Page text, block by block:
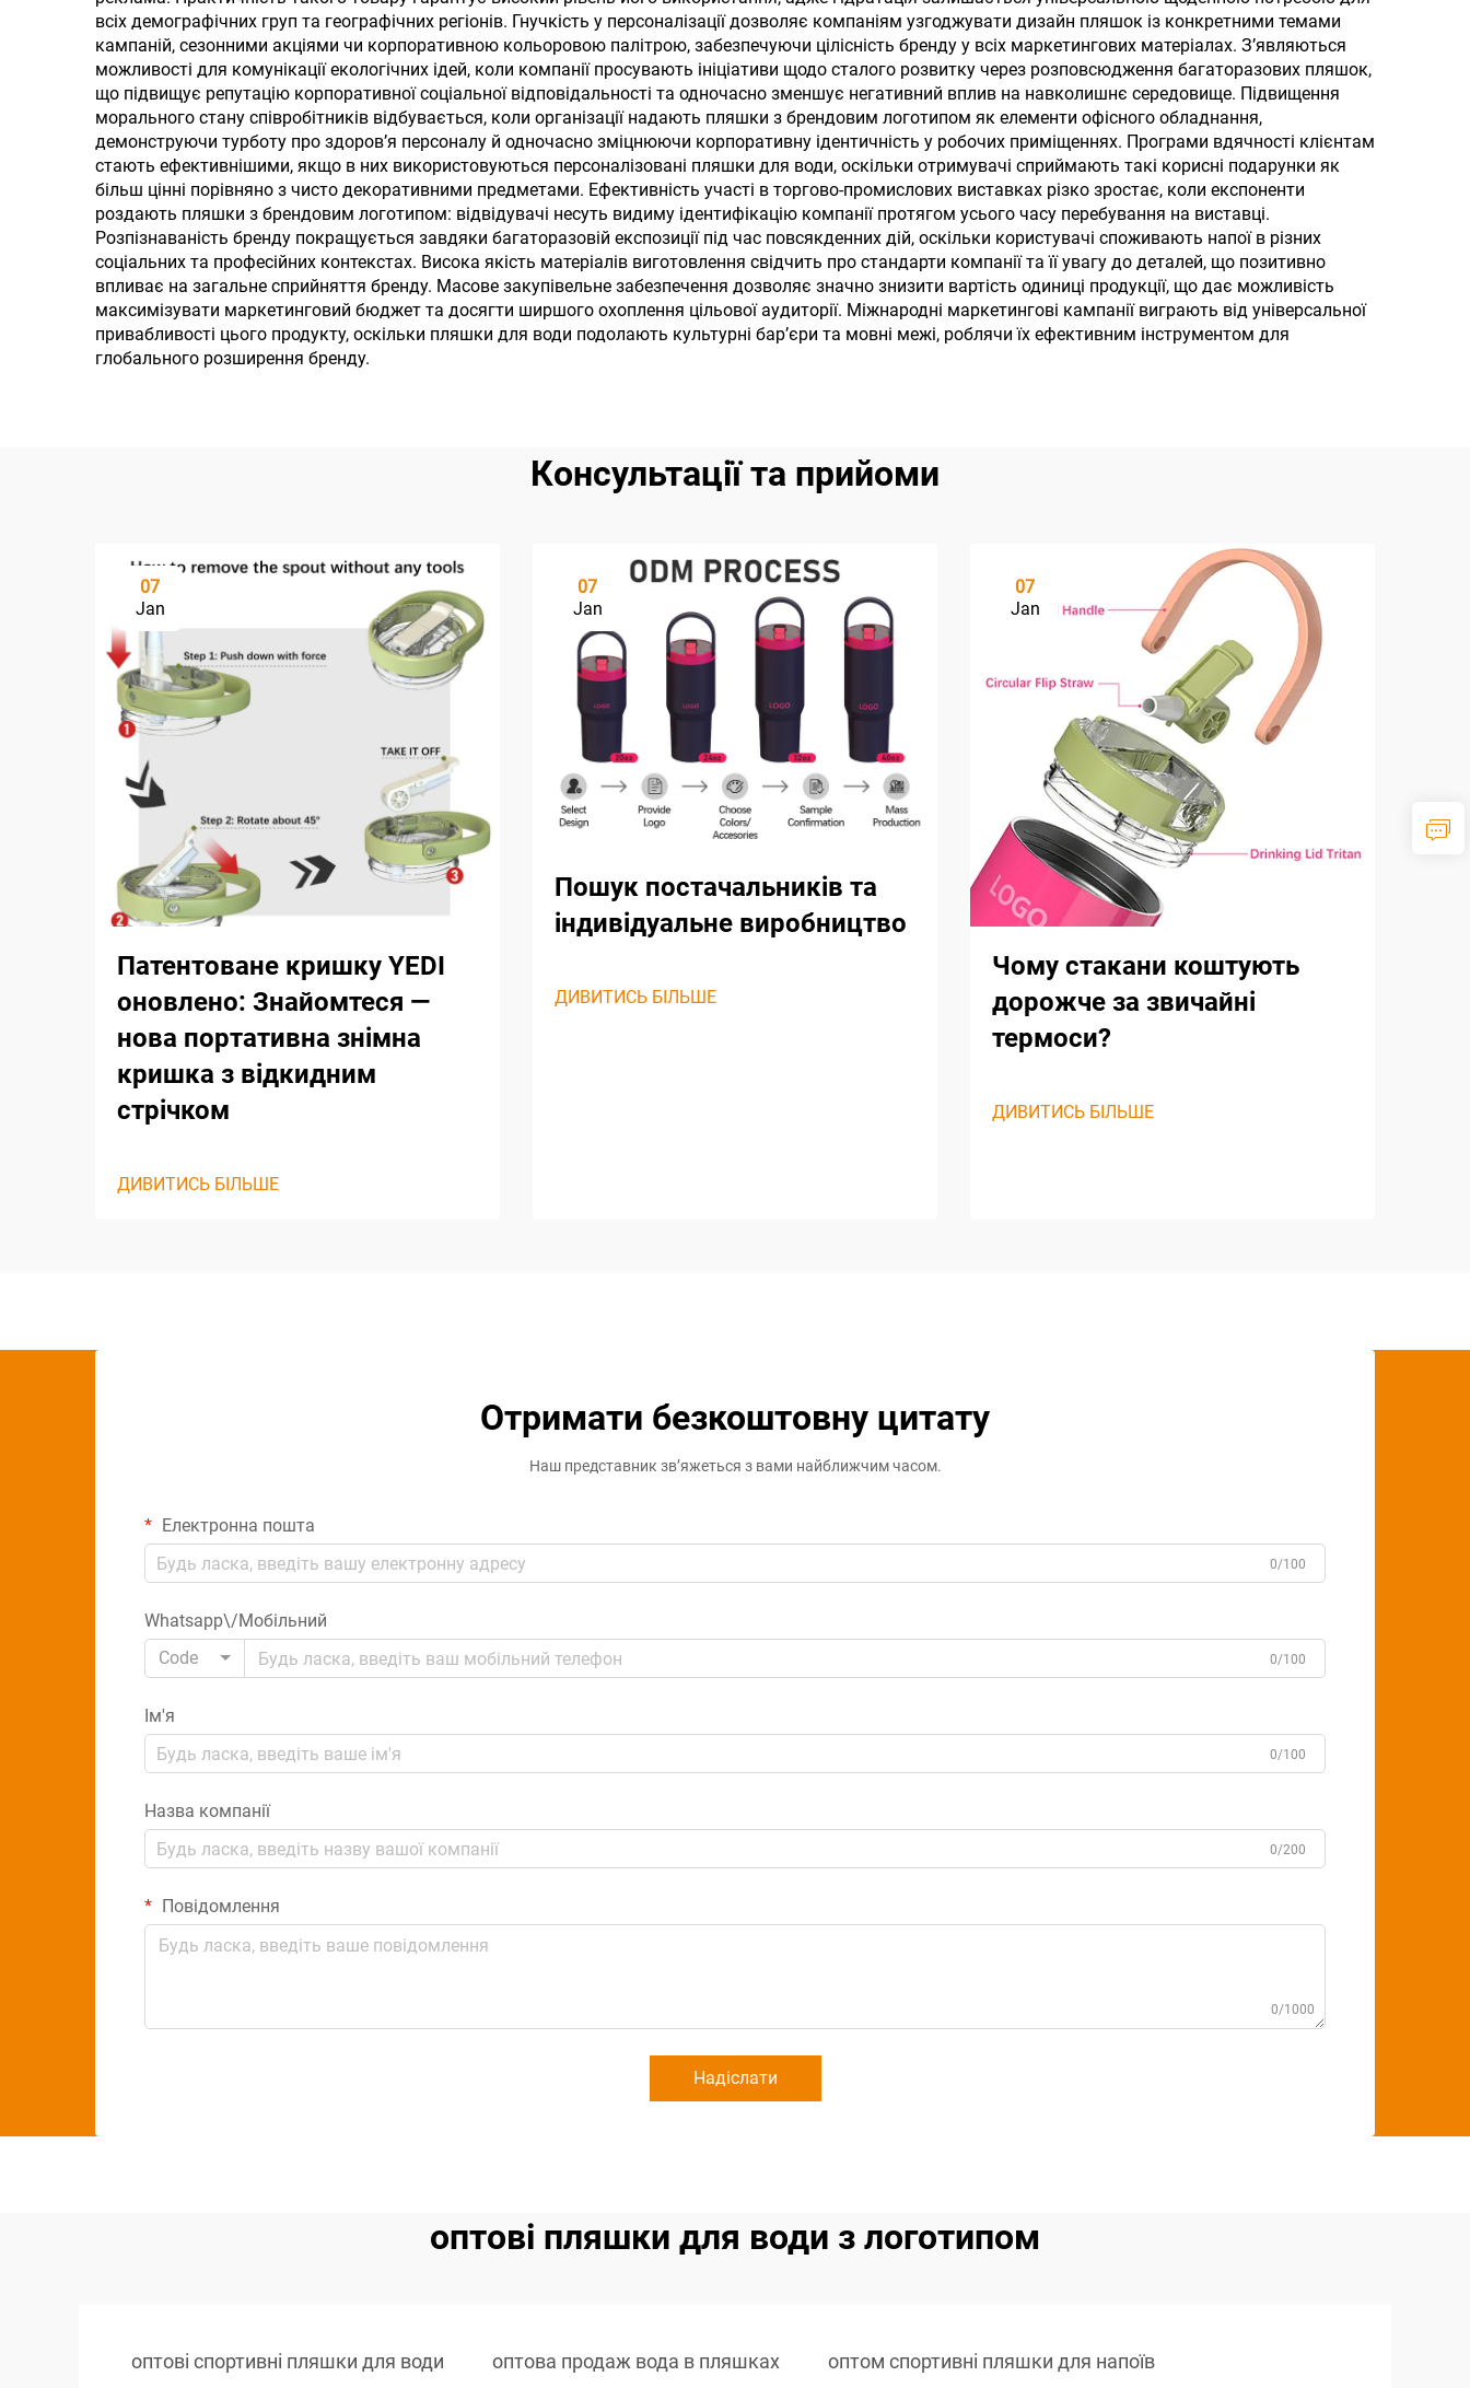
всіх демографічних груп та географічних регіонів. Гнучкість у персоналізації дозволяє компаніям узгоджувати дизайн пляшок із конкретними темами
кампаній, сезонними акціями чи корпоративною кольоровою палітрою, забезпечуючи цілісність бренду у всіх маркетингових матеріалах. З’являються
можливості для комунікації екологічних ідей, коли компанії просувають ініціативи щодо сталого розвитку через розповсюдження багаторазових пляшок,
що підвищує репутацію корпоративної соціальної відповідальності та одночасно зменшує негативний вплив на навколишнє середовище. Підвищення
морального стану співробітників відбувається, коли організації надають пляшки з брендовим логотипом як елементи офісного обладнання,
демонструючи турботу про здоров’я персоналу й одночасно зміцнюючи корпоративну ідентичність у робочих приміщеннях. Програми вдячності клієнтам
стають ефективнішими, якщо в них використовуються персоналізовані пляшки для води, оскільки отримувачі сприймають такі корисні подарунки як
більш цінні порівняно з чисто декоративними предметами. Ефективність участі в торгово-промислових виставках різко зростає, коли експоненти
роздають пляшки з брендовим логотипом: відвідувачі несуть видиму ідентифікацію компанії протягом усього часу перебування на виставці.
Розпізнаваність бренду покращується завдяки багаторазовій експозиції під час повсякденних дій, оскільки користувачі споживають напої в різних
соціальних та професійних контекстах. Висока якість матеріалів виготовлення свідчить про стандарти компанії та її увагу до деталей, що позитивно
впливає на загальне сприйняття бренду. Масове закупівельне забезпечення дозволяє значно знизити вартість одиниці продукції, що дає можливість
максимізувати маркетинговий бюджет та досягти ширшого охоплення цільової аудиторії. Міжнародні маркетингові кампанії виграють від універсальної
привабливості цього продукту, оскільки пляшки для води подолають культурні бар’єри та мовні межі, роблячи їх ефективним інструментом для
глобального розширення бренду.
Консультації та прийоми
07
Jan
Патентоване кришку YEDI
оновлено: Знайомтеся —
нова портативна знімна
кришка з відкидним
стрічком
ДИВИТИСЬ БІЛЬШЕ
07
Jan
Пошук постачальників та
індивідуальне виробництво
ДИВИТИСЬ БІЛЬШЕ
07
Jan
Чому стакани коштують
дорожче за звичайні
термоси?
ДИВИТИСЬ БІЛЬШЕ
Отримати безкоштовну цитату
Наш представник зв’яжеться з вами найближчим часом.
Електронна пошта
0/100
Whatsapp\/Мобільний
Code
0/100
Ім'я
0/100
Назва компанії
0/200
Повідомлення
0/1000
Надіслати
оптові пляшки для води з логотипом
оптові спортивні пляшки для води оптова продаж вода в пляшках оптом спортивні пляшки для напоїв